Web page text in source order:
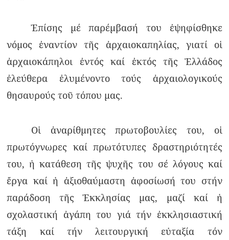
Ἐπίσης μέ παρέμβασή του ἐψηφίσθηκε
νόμος ἐναντίον τῆς ἀρχαιοκαπηλίας, γιατί οἱ
ἀρχαιοκάπηλοι ἐντός καί ἐκτός τῆς Ἑλλάδος
ἐλεύθερα ἐλυμένοντο τούς ἀρχαιολογικούς
θησαυρούς τοῦ τόπου μας.
Οἱ ἀναρίθμητες πρωτοβουλίες του, οἱ
πρωτόγνωρες καί πρωτότυπες δραστηριότητές
του, ἡ κατάθεση τῆς ψυχῆς του σέ λόγους καί
ἔργα καί ἡ ἀξιοθαύμαστη ἀφοσίωσή του στήν
παράδοση τῆς Ἐκκλησίας μας, μαζί καί ἡ
σχολαστική ἀγάπη του γιά τήν ἐκκλησιαστική
τάξη καί τήν λειτουργική εὐταξία τόν